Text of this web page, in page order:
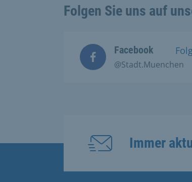
Folgen Sie uns auf
Facebook
@Stadt.Muenchen
Immer